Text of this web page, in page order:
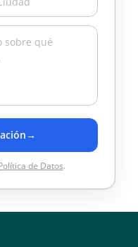
→
de Datos.